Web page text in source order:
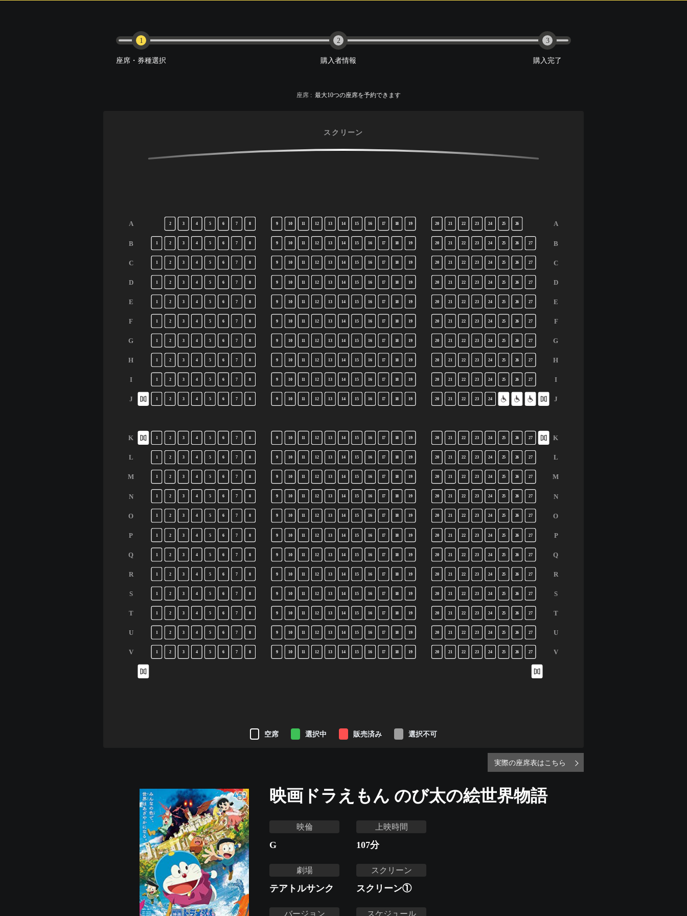
1
座席・券種選択
2
購入者情報
3
購入完了
座席 : 最大10つの座席を予約できます
スクリーン
A
B
C
D
E
F
G
H
I
J
K
L
M
N
O
P
Q
R
S
T
U
V
A
B
C
D
E
F
G
H
I
J
K
L
M
N
O
P
Q
R
S
T
U
V
2 3 4 5 6 7 8 9 10 11 12 13 14 15 16 17 18 19 20 21 22 23 24 25 26
1 2 3 4 5 6 7 8 9 10 11 12 13 14 15 16 17 18 19 20 21 22 23 24 25 26 27
1 2 3 4 5 6 7 8 9 10 11 12 13 14 15 16 17 18 19 20 21 22 23 24 25 26 27
1 2 3 4 5 6 7 8 9 10 11 12 13 14 15 16 17 18 19 20 21 22 23 24 25 26 27
1 2 3 4 5 6 7 8 9 10 11 12 13 14 15 16 17 18 19 20 21 22 23 24 25 26 27
1 2 3 4 5 6 7 8 9 10 11 12 13 14 15 16 17 18 19 20 21 22 23 24 25 26 27
1 2 3 4 5 6 7 8 9 10 11 12 13 14 15 16 17 18 19 20 21 22 23 24 25 26 27
1 2 3 4 5 6 7 8 9 10 11 12 13 14 15 16 17 18 19 20 21 22 23 24 25 26 27
1 2 3 4 5 6 7 8 9 10 11 12 13 14 15 16 17 18 19 20 21 22 23 24 25 26 27
1 2 3 4 5 6 7 8 9 10 11 12 13 14 15 16 17 18 19 20 21 22 23 24
1 2 3 4 5 6 7 8 9 10 11 12 13 14 15 16 17 18 19 20 21 22 23 24 25 26 27
1 2 3 4 5 6 7 8 9 10 11 12 13 14 15 16 17 18 19 20 21 22 23 24 25 26 27
1 2 3 4 5 6 7 8 9 10 11 12 13 14 15 16 17 18 19 20 21 22 23 24 25 26 27
1 2 3 4 5 6 7 8 9 10 11 12 13 14 15 16 17 18 19 20 21 22 23 24 25 26 27
2 3 4 5 6 7 8 9 10 12 13 14 15 16 17 18 19 20 21 22 23 24 25 26 27
1 2 3 4 5 6 7 8 9 10 11 12 13 14 15 16 17 18 19 20 21 22 23 24 25 26 27
1 2 3 4 5 6 7 8 9 10 11 12 13 14 15 16 17 18 19 20 21 22 23 24 25 26 27
1 2 3 4 5 6 7 8 9 10 11 12 13 14 15 16 17 18 19 20 21 22 23 24 25 26 27
1 2 3 4 5 6 7 8 9 10 11 12 13 14 15 16 17 18 19 20 21 22 23 24 25 26 27
1 2 3 4 5 6 7 8 9 10 11 12 13 14 15 16 17 18 19 20 21 22 23 24 25 26 27
1 2 3 4 5 6 7 8 9 10 11 12 13 14 15 16 17 18 19 20 21 22 23 24 25 26 27
1 2 3 4 5 6 7 8 9 10 11 12 13 14 15 16 17 18 19 20 21 22 23 24 25 26 27
空席 選択中 販売済み 選択不可
実際の座席表はこちら
映画ドラえもん のび太の絵世界物語
映倫
G
上映時間
107分
劇場
テアトルサンク
スクリーン
スクリーン①
バージョン スケジュール